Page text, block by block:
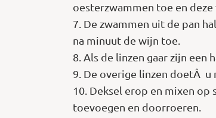
oesterzwammen toe en
7. De zwammen uit de pan
na minuut de wijn toe.
8. Als de linzen gaar zijn een
9. De overige linzen doetÂ
10. Deksel erop en mixen
toevoegen en doorroeren.